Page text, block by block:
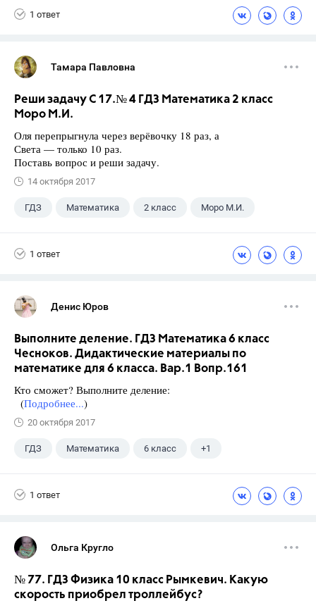
1 ответ
Тамара Павловна
Реши задачу С 17.№ 4 ГДЗ Математика 2 класс
Моро М.И.
Оля перепрыгнула через верёвочку 18 раз, а
Света — только 10 раз.
Поставь вопрос и реши задачу.
14 октября 2017
ГДЗ Математика 2 класс Моро М.И.
1 ответ
Денис Юров
Выполните деление. ГДЗ Математика 6 класс
Чесноков. Дидактические материалы по
математике для 6 класса. Вар.1 Вопр.161
Кто сможет? Выполните деление:
(Подробнее...)
20 октября 2017
ГДЗ Математика 6 класс +1
1 ответ
Ольга Кругло
№ 77. ГДЗ Физика 10 класс Рымкевич. Какую
скорость приобрел троллейбус?